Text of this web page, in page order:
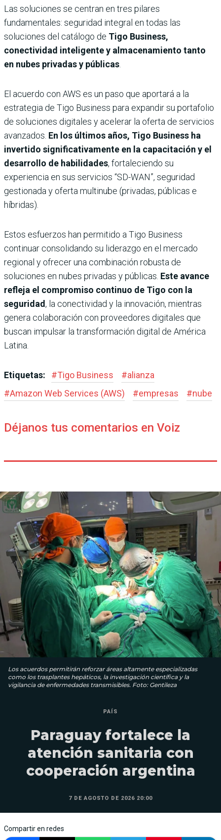
Las soluciones se centran en tres pilares
fundamentales: seguridad integral en todas las
soluciones del catálogo de Tigo Business,
conectividad inteligente y almacenamiento tanto
en nubes privadas y públicas.
El acuerdo con AWS es un paso que aportará a la
estrategia de Tigo Business para expandir su portafolio
de soluciones digitales y acelerar la oferta de servicios
avanzados. En los últimos años, Tigo Business ha
invertido significativamente en la capacitación y el
desarrollo de habilidades, fortaleciendo su
experiencia en sus servicios “SD-WAN”, seguridad
gestionada y oferta multinube (privadas, públicas e
híbridas).
Estos esfuerzos han permitido a Tigo Business
continuar consolidando su liderazgo en el mercado
regional y ofrecer una combinación robusta de
soluciones en nubes privadas y públicas. Este avance
refleja el compromiso continuo de Tigo con la
seguridad, la conectividad y la innovación, mientras
genera colaboración con proveedores digitales que
buscan impulsar la transformación digital de América
Latina.
Etiquetas: #Tigo Business #alianza
#Amazon Web Services (AWS) #empresas #nube
Déjanos tus comentarios en Voiz
Los acuerdos permitirán reforzar áreas altamente especializadas
como los trasplantes hepáticos, la investigación científica y la
vigilancia de enfermedades transmisibles. Foto: Gentileza
PAÍS
Paraguay fortalece la
atención sanitaria con
cooperación argentina
7 DE AGOSTO DE 2026 20:00
Compartir en redes